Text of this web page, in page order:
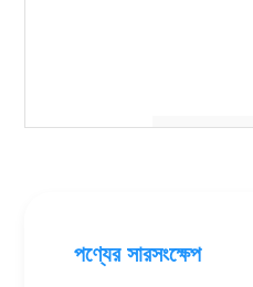
পণ্যের সারসংক্ষেপ